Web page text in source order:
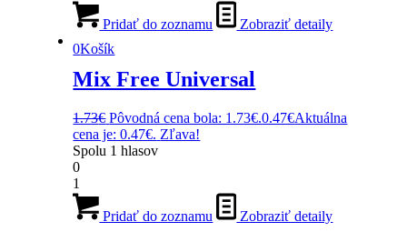
0Košík
Pridať do zoznamu Zobraziť detaily
Mix Free Universal
1.73€ Pôvodná cena bola: 1.73€.0.47€Aktuálna
cena je: 0.47€. Zľava!
Spolu 1 hlasov
0
1
Pridať do zoznamu Zobraziť detaily